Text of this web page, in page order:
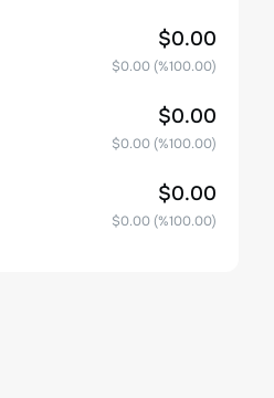
$0.00
$0.00(%100.00)
$0.00
$0.00(%100.00)
$0.00
$0.00(%100.00)